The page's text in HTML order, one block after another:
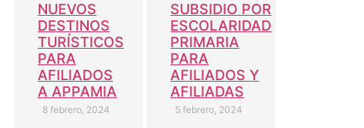
NUEVOS
DESTINOS
TURÍSTICOS
PARA
AFILIADOS
A APPAMIA
8 febrero, 2024
SUBSIDIO POR
ESCOLARIDAD
PRIMARIA
PARA
AFILIADOS Y
AFILIADAS
5 febrero, 2024